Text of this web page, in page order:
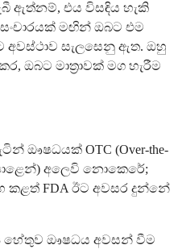
ඇත්නම්, එය විසඳිය හැකි
මඟින් ඔබට එම
සැලසෙනු ඇත. ඔහු
ඔබට මාත්‍රාවක් මග හැරීම
ඖෂධයක් OTC (Over-the-
අලෙවි නොකෙරේ;
FDA ඊට අවසර දුන්නේ
හේතුව ඖෂධය අවසන් වීම